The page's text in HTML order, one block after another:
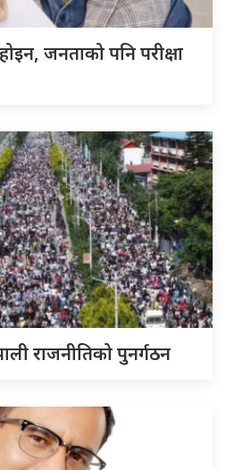
जनताको पनि परीक्षा
राजनीतिको पुनर्गठन